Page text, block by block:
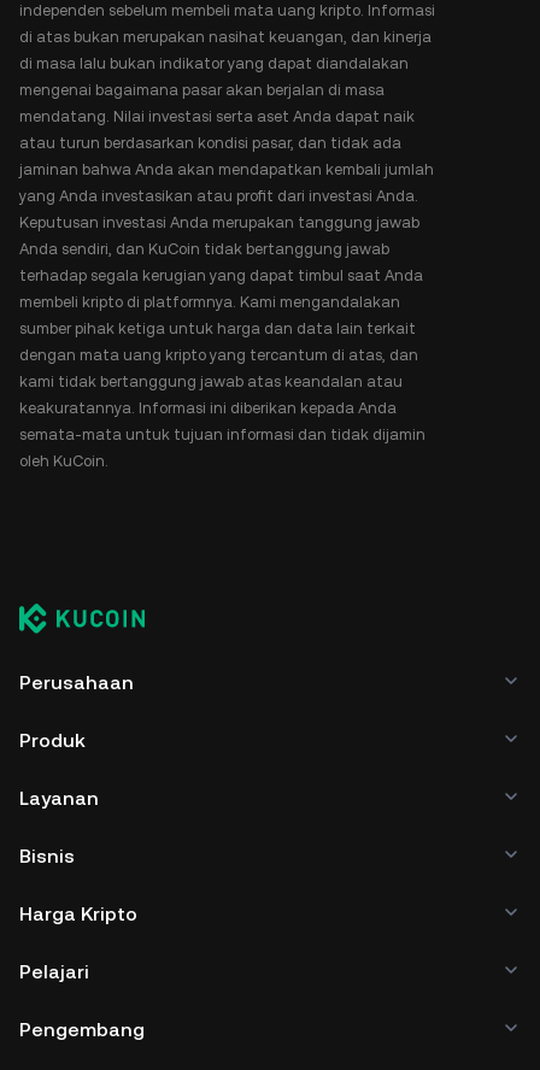
independen sebelum membeli mata uang kripto. Informasi
di atas bukan merupakan nasihat keuangan, dan kinerja
di masa lalu bukan indikator yang dapat diandalakan
mengenai bagaimana pasar akan berjalan di masa
mendatang. Nilai investasi serta aset Anda dapat naik
atau turun berdasarkan kondisi pasar, dan tidak ada
jaminan bahwa Anda akan mendapatkan kembali jumlah
yang Anda investasikan atau profit dari investasi Anda.
Keputusan investasi Anda merupakan tanggung jawab
Anda sendiri, dan KuCoin tidak bertanggung jawab
terhadap segala kerugian yang dapat timbul saat Anda
membeli kripto di platformnya. Kami mengandalakan
sumber pihak ketiga untuk harga dan data lain terkait
dengan mata uang kripto yang tercantum di atas, dan
kami tidak bertanggung jawab atas keandalan atau
keakuratannya. Informasi ini diberikan kepada Anda
semata-mata untuk tujuan informasi dan tidak dijamin
oleh KuCoin.
Perusahaan
Produk
Layanan
Bisnis
Harga Kripto
Pelajari
Pengembang